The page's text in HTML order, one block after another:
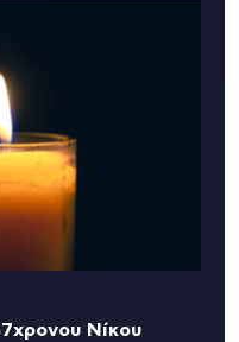
Νίκου